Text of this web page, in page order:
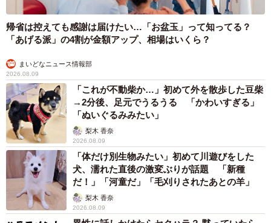
帰省は控えても感謝は届けたい…「お盆玉」って知ってる？
「あげる派」の4割が金額アップ、相場はいくら？
まいどなニュース情報部
2026.08.09
「これが不動柴か…」初めて外を散歩した豆柴
→2分後、足元でうるうる 「かわいすぎる」
「ぬいぐるみみたい」
梨木 香奈
2026.08.09
「体だけ別生物みたい」初めて川遊びをした
犬、濡れた直後の激変ぶりが話題 「新種
だ！」「河童だ」「毛刈りされたあとの羊」
梨木 香奈
2026.08.09